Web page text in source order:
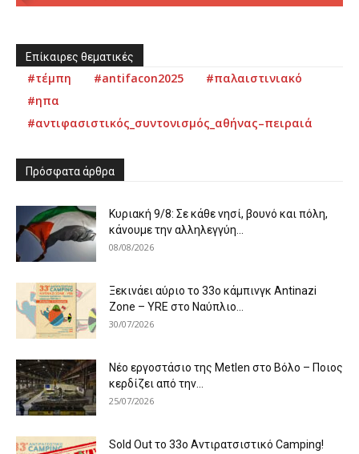
Επίκαιρες θεματικές
#τέμπη #antifacon2025
#παλαιστινιακό
#ηπα
#αντιφασιστικός_συντονισμός_αθήνας–πειραιά
Πρόσφατα άρθρα
Κυριακή 9/8: Σε κάθε νησί, βουνό και πόλη,
κάνουμε την αλληλεγγύη...
08/08/2026
Ξεκινάει αύριο το 33ο κάμπινγκ Antinazi
Zone – YRE στο Ναύπλιο...
30/07/2026
Νέο εργοστάσιο της Metlen στο Βόλο – Ποιος
κερδίζει από την...
25/07/2026
Sold Out το 33ο Αντιρατσιστικό Camping!